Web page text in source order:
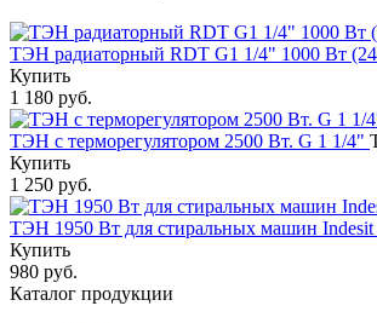
ТЭН радиаторный RDT G1 1/4" 1000 Вт
Купить
1 180 руб.
ТЭН c терморегулятором 2500 Вт. G 1 1/4"
Купить
1 250 руб.
ТЭН 1950 Вт для стиральных машин
Купить
980 руб.
Каталог продукции